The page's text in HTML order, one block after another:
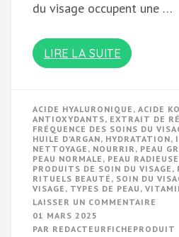
du visage occupent une …
LIRE LA SUITE
ACIDE HYALURONIQUE , ACIDE
ANTIOXYDANTS, EXTRAIT DE
FRÉQUENCE DES SOINS DU
HUILE D'ARGAN, HYDRATATION,
NETTOYAGE , NOURRIR , PEAU
PEAU NORMALE , PEAU RADIEUSE
PRODUITS DE SOIN DU VISAGE ,
RITUELS BEAUTÉ , SOIN DU
VISAGE , TYPES DE PEAU ,
LAISSER UN COMMENTAIRE
D’UN
01 MARS 2025
PAR REDACTEURFICHEPRODUIT